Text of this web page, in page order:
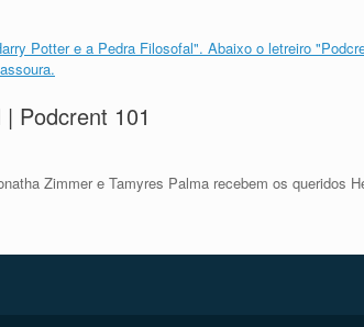
Podcrent 101
Zimmer e Tamyres Palma recebem os queridos